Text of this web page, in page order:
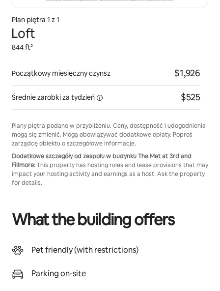
Plan piętra 1 z 1
Loft
844 ft²
Początkowy miesięczny czynsz $1,926
Średnie zarobki za tydzień $525
Plany piętra podano w przybliżeniu. Ceny, dostępność i udogodnienia
mogą się zmienić. Mogą obowiązywać dodatkowe opłaty. Poproś
zarządcę obiektu o szczegółowe informacje.
Dodatkowe szczegóły od zespołu w budynku The Met at 3rd and
Fillmore:This property has hosting rules and lease provisions that may
impact your hosting activity and earnings as a host. Ask the property
for details.
What the building offers
Pet friendly (with restrictions)
Parking on-site